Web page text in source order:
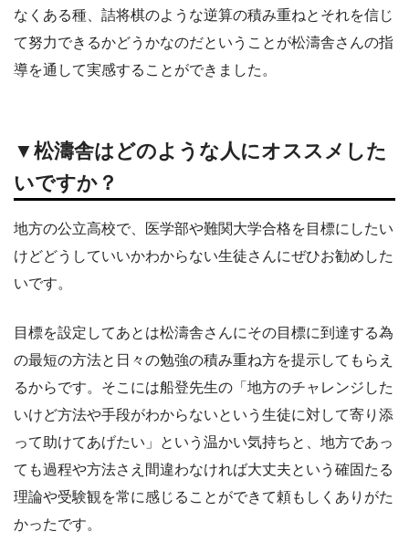
なくある種、詰将棋のような逆算の積み重ねとそれを信じ
て努力できるかどうかなのだということが松濤舎さんの指
導を通して実感することができました。
▼松濤舎はどのような人にオススメした
いですか？
地方の公立高校で、医学部や難関大学合格を目標にしたい
けどどうしていいかわからない生徒さんにぜひお勧めした
いです。
目標を設定してあとは松濤舎さんにその目標に到達する為
の最短の方法と日々の勉強の積み重ね方を提示してもらえ
るからです。そこには船登先生の「地方のチャレンジした
いけど方法や手段がわからないという生徒に対して寄り添
って助けてあげたい」という温かい気持ちと、地方であっ
ても過程や方法さえ間違わなければ大丈夫という確固たる
理論や受験観を常に感じることができて頼もしくありがた
かったです。